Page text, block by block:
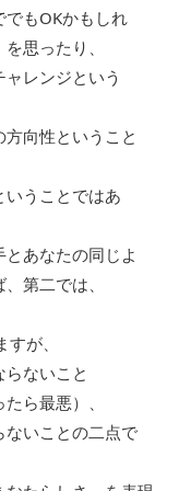
でもOKかもしれ
思ったり、
レンジという
向性ということ
いうことではあ
あなたの同じよ
第二では、
が、
ないこと
ら最悪）、
ないことの二点で